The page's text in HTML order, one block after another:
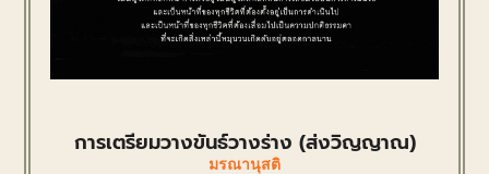
การเตรียมวางขันธ์วางร่าง (ส่งวิญญาณ)
มรณานุสติ